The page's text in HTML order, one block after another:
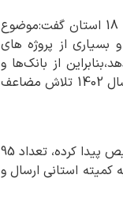
به گزارش روابط عمومی اداره کل امور اقتصادی و دارایی استان ایلام سعید رشنوادی در نشست تبصره 18 استان گفت:موضوع
و بسیاری از پروژه های
از بانک‌ها و
دستگاه های اجرایی انتظار می رود این اهمیت را به خوبی متوجه شوند و برای جذب اعتبار بیشتر در سال 1402 تلاش مضاعف
سعید رشنوادی در ادامه‌ گفت:در سال‌ 1401 مبلغ 276 میلیارد تومان تسهیلات تبصره 18 به استان تخصیص پیدا کرده، تعداد 95
به کمیته استانی ارسال و